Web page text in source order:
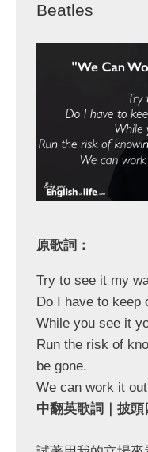
Beatles
原歌詞：
Try to see it my
Do I have to keep
While you see it
Run the risk of
be gone.
We can work it
中翻英歌詞｜披頭